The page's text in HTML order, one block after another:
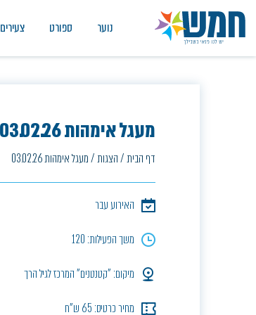
נוער ספורט צעירים
מעגל אימהות 03.02.26
דף הבית/הצגות/מעגל אימהות 03.02.26
האירוע עבר
משך הפעילות: 120
מיקום: "קטנטנים" המרכז לגיל הרך
מחיר כרטיס: 65 ש"ח